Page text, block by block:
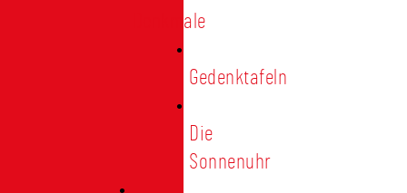
Denkmale
Gedenktafeln
Die
Sonnenuhr